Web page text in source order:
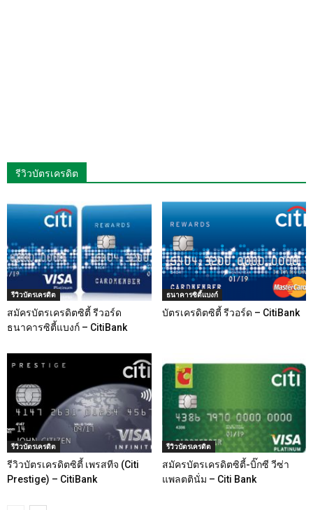
รีวิวบัตรเครดิต
รีวิวบัตรเครดิต
สมัครบัตรเครดิตซิตี้ รีวอร์ด
ธนาคารซิตี้แบงก์ – CitiBank
ธนาคารซิตี้แบงก์
บัตรเครดิตซิตี้ รีวอร์ด – CitiBank
รีวิวบัตรเครดิต
รีวิวบัตรเครดิตซิตี้ เพรสทีจ (Citi
Prestige) – CitiBank
รีวิวบัตรเครดิต
สมัครบัตรเครดิตซิตี้-บิ๊กซี วีซ่า
แพลตตินั่ม – Citi Bank